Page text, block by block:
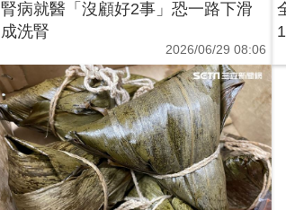
腎病就醫「沒顧好2事」恐一路下滑
成洗腎
2026/06/29 08:06